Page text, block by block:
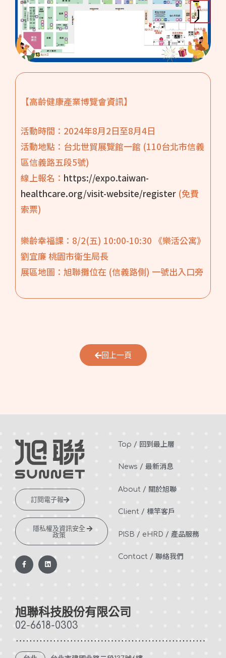
【高齡健康產業博覽會資訊】
活動時間：2024年8月2日至8月4日
活動地點：台北世貿展覽館一館 (110台北市信義
區信義路五段5號)
線上報名： https://expo.taiwan-
healthcare.org/visit-website/register (免費
索票)
樂齡幸福課：8/2(五) 10:00-10:30 《樂活公寓》
劉宜廉 桃園市衛生局長
展區地圖：旭聯攤位在 (信義路側) 一號出入口旁
回上一頁
訂閱電子報
隱私權及資訊安全
政策
F
a
-
f
L
i
Top / 回到最上層
News / 最新消息
About / 關於旭聯
Client / 標竿客戶
PISB / eHRD / 產品服務
Contact / 聯絡我們
旭聯科技股份有限公司
02-6618-0303